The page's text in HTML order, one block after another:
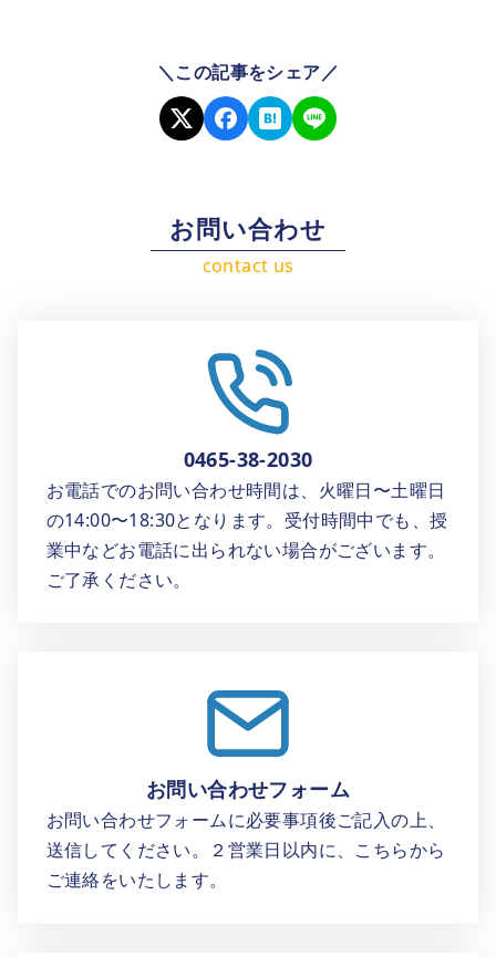
＼この記事をシェア／
お問い合わせ
0465-38-2030
お電話でのお問い合わせ時間は、火曜日〜土曜日
の14:00〜18:30となります。受付時間中でも、授
業中などお電話に出られない場合がございます。
ご了承ください。
お問い合わせフォーム
お問い合わせフォームに必要事項後ご記入の上、
送信してください。２営業日以内に、こちらから
ご連絡をいたします。